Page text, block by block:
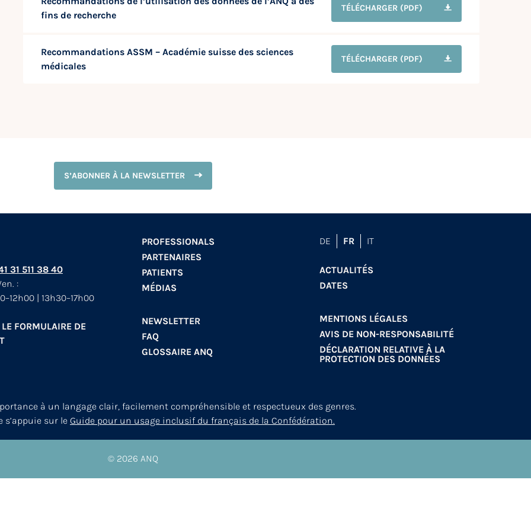
fins de recherche
TÉLÉCHARGER (PDF)
Recommandations ASSM – Académie suisse des sciences
médicales
TÉLÉCHARGER (PDF)
S’ABONNER À LA NEWSLETTER
31 511 38 40
:
| 13h30–17h00
FORMULAIRE DE
PROFESSIONALS
PARTENAIRES
PATIENTS
MÉDIAS
NEWSLETTER
FAQ
GLOSSAIRE ANQ
DE FR IT
ACTUALITÉS
DATES
MENTIONS LÉGALES
AVIS DE NON-RESPONSABILITÉ
DÉCLARATION RELATIVE À LA
PROTECTION DES DONNÉES
à un langage clair, facilement compréhensible et respectueux des genres.
s’appuie sur le Guide pour un usage inclusif du français de la Confédération.
© 2026 ANQ